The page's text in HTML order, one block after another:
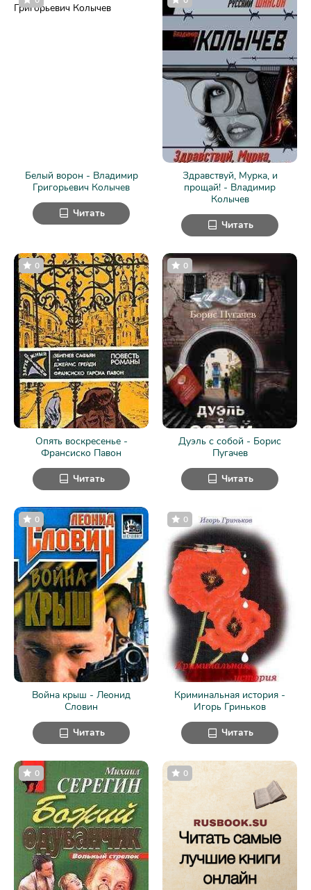
Белый ворон - Владимир
Григорьевич Колычев
Читать
Здравствуй, Мурка, и
прощай! - Владимир
Колычев
Читать
Опять воскресенье -
Франсиско Павон
0
Читать
Дуэль с собой - Борис
Пугачев
0
Читать
Война крыш - Леонид
Словин
0
Читать
Криминальная история -
Игорь Гриньков
0
Читать
0 0